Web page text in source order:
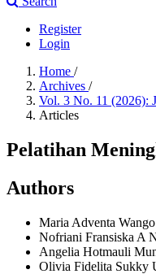
Register
Login
Home /
Archives /
Vol. 3 No. 11 (2026):
Articles
Pelatihan
Authors
Maria Adventa Wango
Nofriani Fransiska A
Angelia Hotmauli
Olivia Fidelita Sukky